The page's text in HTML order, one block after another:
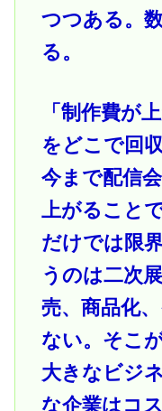
つつある。
る。
「制作費が
をどこで回
今まで配信
上がること
だけでは限
うのは二次
売、商品化
ない。そこ
大きなビジ
な企業はコ